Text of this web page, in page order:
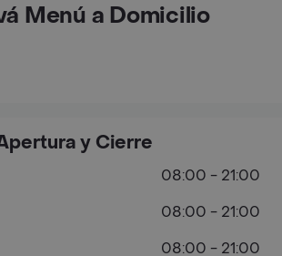
Menú a Domicilio
y Cierre
08:00 - 21:00
08:00 - 21:00
08:00 - 21:00